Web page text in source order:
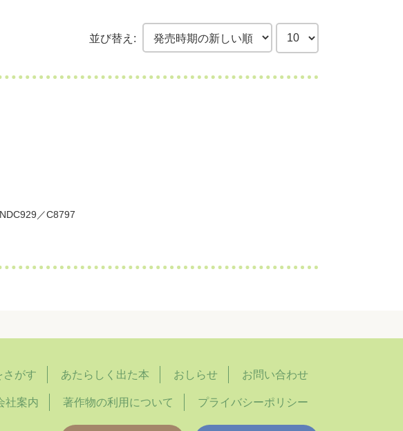
並び替え:
NDC929／C8797
さがす あたらしく出た本 おしらせ お問い合わせ
社案内 著作物の利用について プライバシーポリシー